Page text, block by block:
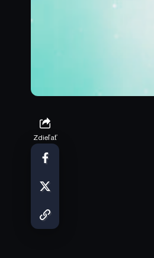
Zdieľať